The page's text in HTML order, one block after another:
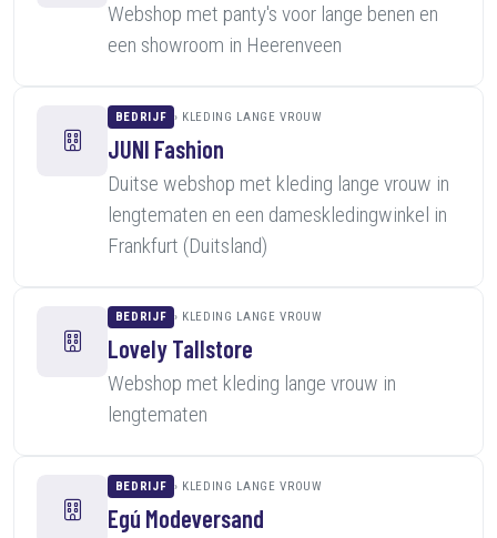
Webshop met panty's voor lange benen en
een showroom in Heerenveen
BEDRIJF KLEDING LANGE VROUW
JUNI Fashion
Duitse webshop met kleding lange vrouw in
lengtematen en een dameskledingwinkel in
Frankfurt (Duitsland)
BEDRIJF KLEDING LANGE VROUW
Lovely Tallstore
Webshop met kleding lange vrouw in
lengtematen
BEDRIJF KLEDING LANGE VROUW
Egú Modeversand